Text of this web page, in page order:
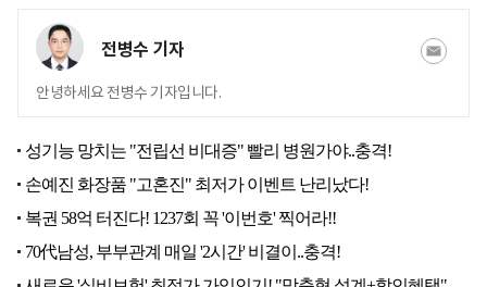
전병수 기자
안녕하세요 전병수 기자입니다.